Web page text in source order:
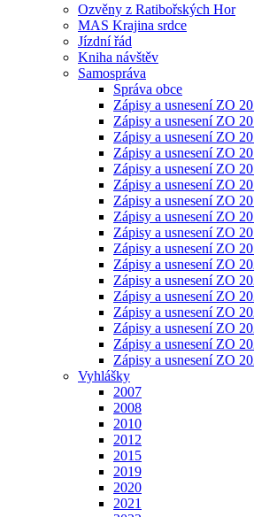
Ozvěny z Ratibořských Hor
MAS Krajina srdce
Jízdní řád
Kniha návštěv
Samospráva
Správa obce
Zápisy a usnesení ZO
Zápisy a usnesení ZO
Zápisy a usnesení ZO
Zápisy a usnesení ZO
Zápisy a usnesení ZO
Zápisy a usnesení ZO
Zápisy a usnesení ZO
Zápisy a usnesení ZO
Zápisy a usnesení ZO
Zápisy a usnesení ZO
Zápisy a usnesení ZO
Zápisy a usnesení ZO
Zápisy a usnesení ZO
Zápisy a usnesení ZO
Zápisy a usnesení ZO
Zápisy a usnesení ZO
Zápisy a usnesení ZO
Vyhlášky
2007
2008
2010
2012
2015
2019
2020
2021